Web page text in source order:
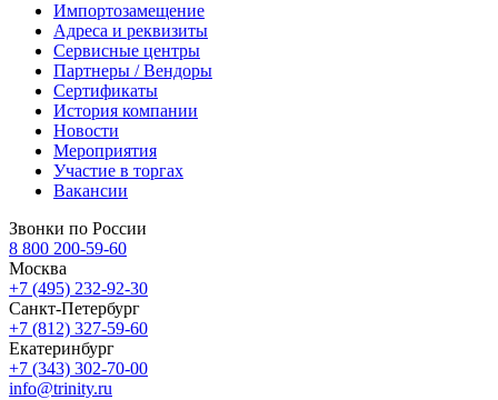
Импортозамещение
Адреса и реквизиты
Сервисные центры
Партнеры / Вендоры
Сертификаты
История компании
Новости
Мероприятия
Участие в торгах
Вакансии
Звонки по России
8 800 200-59-60
Москва
+7 (495) 232-92-30
Санкт-Петербург
+7 (812) 327-59-60
Екатеринбург
+7 (343) 302-70-00
info@trinity.ru